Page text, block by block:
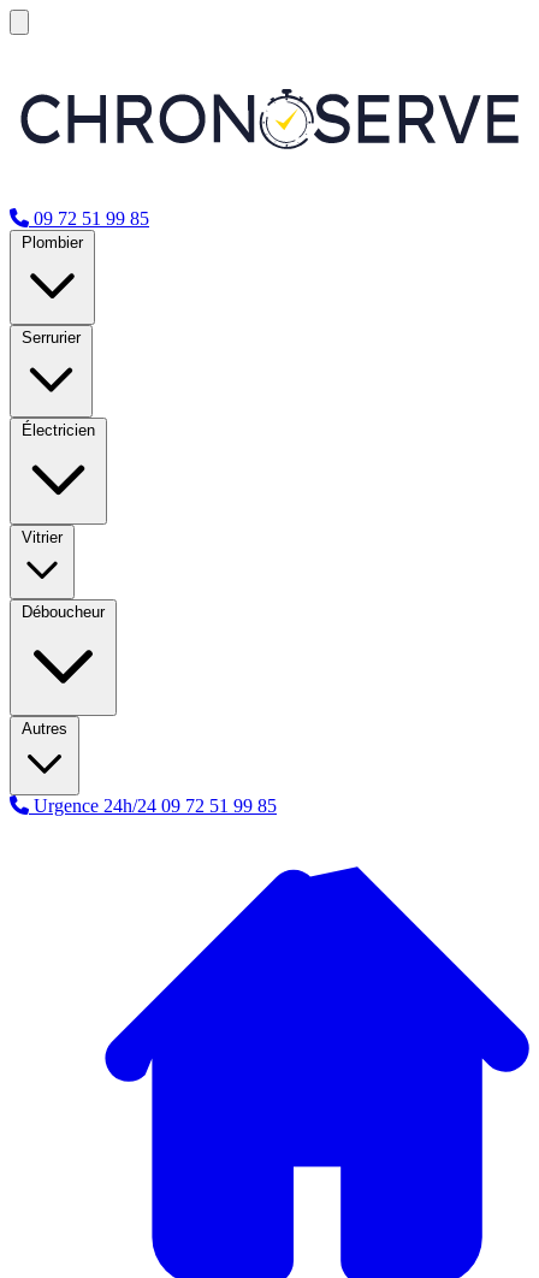
09 72 51 99 85
Plombier
Serrurier
Électricien
Vitrier
Déboucheur
Autres
Urgence 24h/24 09 72 51 99 85